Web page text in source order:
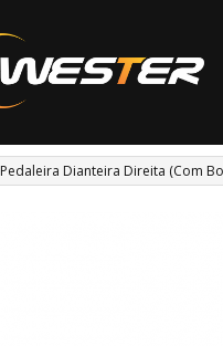
Pedaleira Dianteira Direita (Com